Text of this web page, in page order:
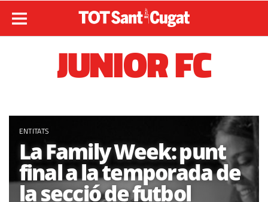
JUNIOR FC
ENTITATS
La Family Week: punt
final a la temporada de
la secció de futbol